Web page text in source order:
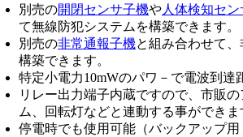
別売の開閉センサ子機や人体検知セ
て無線防犯システムを構築できます。
別売の非常通報子機と組み合わせて
構築できます。
特定小電力10mWのパワ－で電波到達
リレー出力端子内蔵ですので、市販
ム、回転灯などと連動する事ができま
停電時でも使用可能（バックアップ